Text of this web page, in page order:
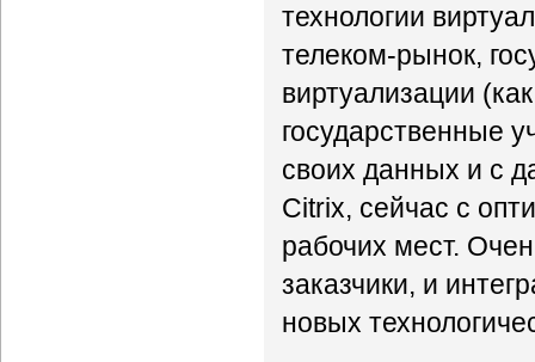
технологии
телеком-рынок,
виртуализации
государственные
своих данных и с
Citrix, сейчас с
рабочих мест.
заказчики, и
новых